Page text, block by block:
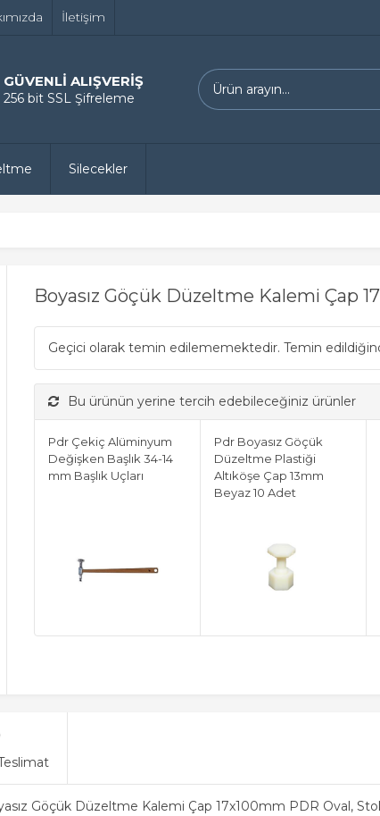
İletişim
GÜVENLİ ALIŞVERİŞ
256 bit SSL Şifreleme
Silecekler
Boyasız Göçük Düzeltme Kalemi Çap
Geçici olarak temin edilememektedir. Temin
Bu ürünün yerine tercih edebileceğiniz ürünler
Pdr Çekiç Alüminyum
Değişken Başlık 34-14
mm Başlık Uçları
Pdr Boyasız Göçük
Düzeltme Plastiği
Altıköşe Çap 13mm
Beyaz 10 Adet
Göçük Düzeltme Kalemi Çap 17x100mm PDR Oval,